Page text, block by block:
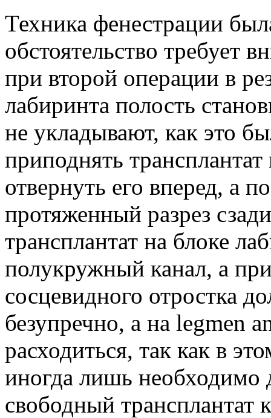
Техника фенестрации
обстоятельство требует
при второй операции в
лабиринта полость
не укладывают, как это
приподнять
отвернуть его вперед, а
протяженный разрез
трансплантат на блоке
полукружный канал, а
сосцевидного отростка
безупречно, а на legmen
расходиться, так как в
иногда лишь необходимо
свободный трансплантат